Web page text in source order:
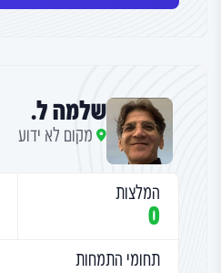
שלמה ל.
מקום לא ידוע
המלצות
0
תחומי התמחות